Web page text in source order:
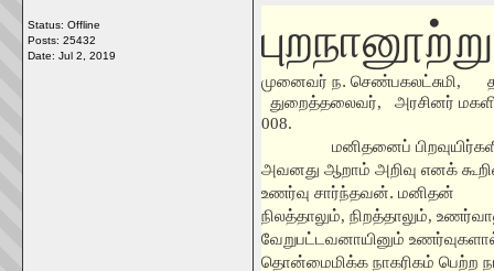
Status: Offline
Posts: 25432
Date: Jul 2, 2019
முனைவர் ந. செண்பகலட்சுமி,
துறைத்தலைவர், அரசினர்
008.
மனிதனைப்
அவனது ஆறாம் அறிவு எனக்
உணர்வு சார்ந்தவன். மனிதன்
நிலத்தாலும், நிறத்தாலும்,
வேறுபட்டவனாயினும்
தொன்மைமிக்க நாகரிகம் பெற்ற